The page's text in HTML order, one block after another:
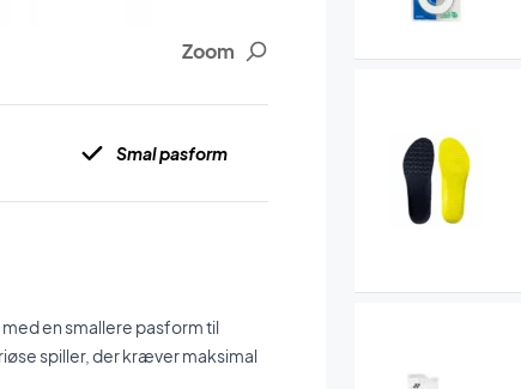
Zoom
Smal pasform
en smallere pasform til
spiller, der kræver maksimal